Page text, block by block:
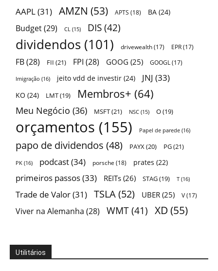
AAPL(31) AMZN (53) APTS (18) BA (24)
Budget(29) CL (15) DIS (42)
dividendos (101) drivewealth(17) EPR(17)
FB(28) FII (21) FPI (28) GOOG (25) GOOGL(17)
Imigração (16) jeito vdd de investir (24) JNJ (33)
KO (24) LMT(19) Membros+ (64)
Meu Negócio (36) MSFT(21) NSC (15) O(19)
orçamentos (155) Papel de parede (16)
papo de dividendos (48) PAYX(20) PG(21)
PK (16) podcast(34) porsche (18) prates (22)
primeiros passos(33) REITs (26) STAG(19) T (16)
Trade de Valor(31) TSLA(52) UBER (25) V(17)
Viver na Alemanha (28) WMT (41) XD (55)
Utilitários